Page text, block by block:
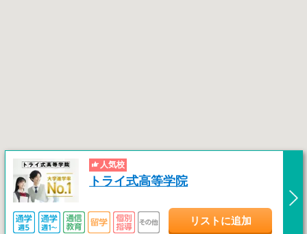
人気校
トライ式高等学院
リストに追加